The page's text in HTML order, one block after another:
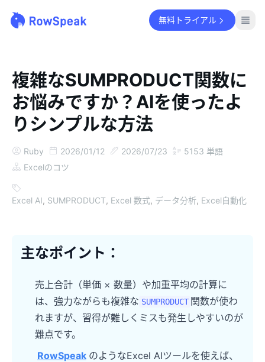
無料トライアル
複雑なSUMPRODUCT関数に
お悩みですか？AIを使ったよ
りシンプルな方法
Ruby 2026/01/12 2026/07/23 5153 単語
Excelのコツ
Excel AI, SUMPRODUCT, Excel 数式, データ分析, Excel自動化
主なポイント：
売上合計（単価 × 数量）や加重平均の計算に
は、強力ながらも複雑な SUMPRODUCT 関数が使わ
れますが、習得が難しくミスも発生しやすいのが
難点です。
RowSpeak のようなExcel AIツールを使えば、